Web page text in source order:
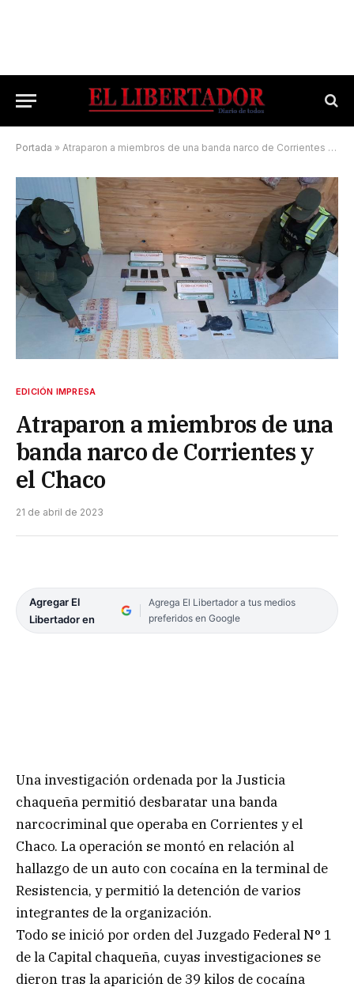
Portada » Atraparon a miembros de una banda narco de Corrientes y el Chaco
EDICIÓN IMPRESA
Atraparon a miembros de una
banda narco de Corrientes y
el Chaco
21 de abril de 2023
Agregar El
Libertador en
Agrega El Libertador a tus medios
preferidos en Google
Una investigación ordenada por la Justicia
chaqueña permitió desbaratar una banda
narcocriminal que operaba en Corrientes y el
Chaco. La operación se montó en relación al
hallazgo de un auto con cocaína en la terminal de
Resistencia, y permitió la detención de varios
integrantes de la organización.
Todo se inició por orden del Juzgado Federal N° 1
de la Capital chaqueña, cuyas investigaciones se
dieron tras la aparición de 39 kilos de cocaína